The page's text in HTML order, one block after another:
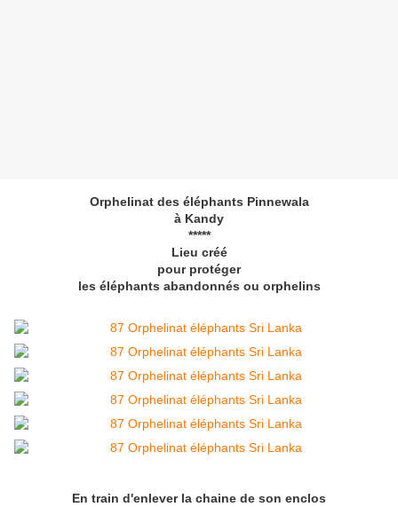
Orphelinat des éléphants Pinnewala
à Kandy
*****
Lieu créé
pour protéger
les éléphants abandonnés ou orphelins
En train d'enlever la chaine de son enclos